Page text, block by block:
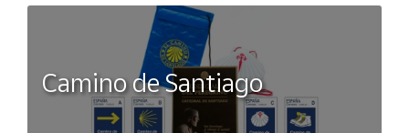
Camino de Santiago